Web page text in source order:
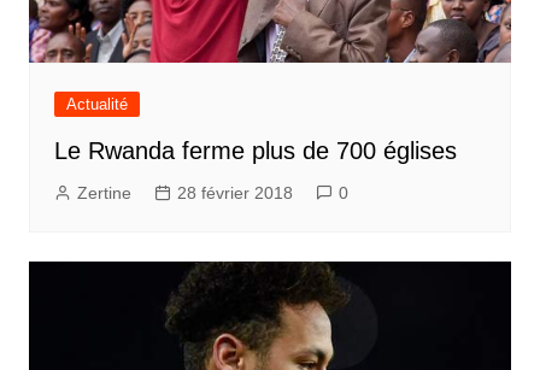
Actualité
Le Rwanda ferme plus de 700 églises
Zertine 28 février 2018 0